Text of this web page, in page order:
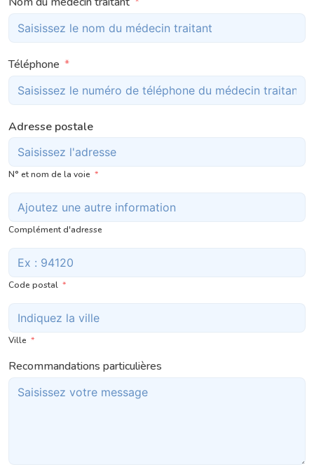
Téléphone
Adresse postale
N° et nom de la voie
Complément d'adresse
Code postal
Ville
Recommandations particulières